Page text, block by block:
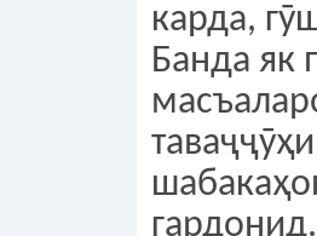
карда,
Банда як